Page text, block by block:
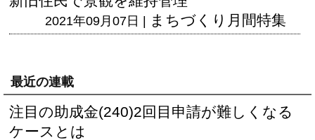
2021年09月07日 | まちづくり月間特集
最近の連載
注目の助成金(240)2回目申請が難しくなる
ケースとは